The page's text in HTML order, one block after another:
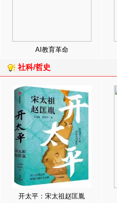
AI教育革命
社科/哲史
开太平：宋太祖赵匡胤